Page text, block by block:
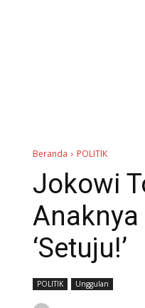
Beranda POLITIK
Jokowi
Anaknya
‘Setuju!’
POLITIK Unggulan